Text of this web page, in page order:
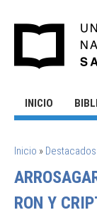
INICIO
SE ENCUENTRA
Inicio » Destacados
RON Y